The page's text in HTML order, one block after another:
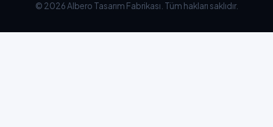
© 2026 Albero Tasarım Fabrikası. Tüm hakları saklıdır.